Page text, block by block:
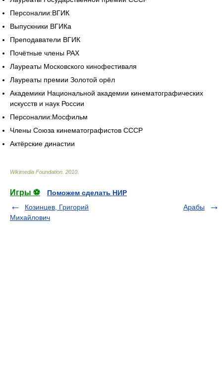
Персоналии:ВГИК
Выпускники ВГИКа
Преподаватели ВГИК
Почётные члены РАХ
Лауреаты Московского кинофестиваля
Лауреаты премии Золотой орёл
Академики Национальной академии кинематографических
искусств и наук России
Персоналии:Мосфильм
Члены Союза кинематографистов СССР
Актёрские династии
Wikimedia Foundation 2010
Игры ⚽
Поможем сделать НИР
Козинцев, Григорий
Михайлович
Арабы